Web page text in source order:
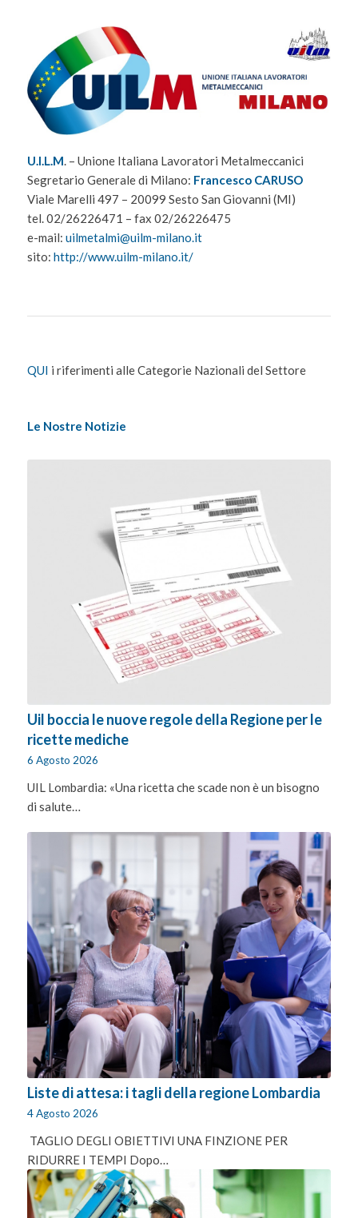
U.I.L.M. – Unione Italiana Lavoratori Metalmeccanici
Segretario Generale di Milano: Francesco CARUSO
Viale Marelli 497 – 20099 Sesto San Giovanni (MI)
tel. 02/26226471 – fax 02/26226475
e-mail: uilmetalmi@uilm-milano.it
sito: http://www.uilm-milano.it/
QUI i riferimenti alle Categorie Nazionali del Settore
Le Nostre Notizie
Uil boccia le nuove regole della Regione per le
ricette mediche
6 Agosto 2026
UIL Lombardia: «Una ricetta che scade non è un bisogno
di salute…
Liste di attesa: i tagli della regione Lombardia
4 Agosto 2026
TAGLIO DEGLI OBIETTIVI UNA FINZIONE PER
RIDURRE I TEMPI Dopo…